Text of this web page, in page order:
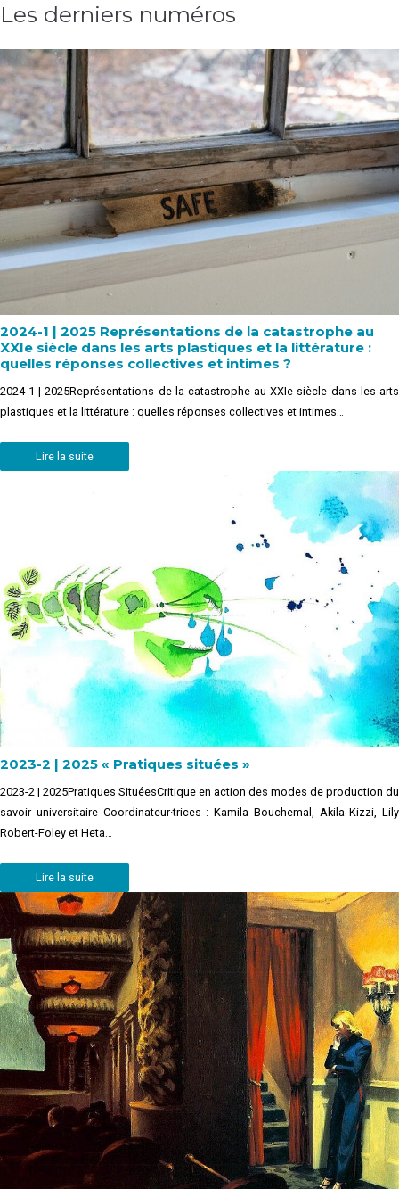
Les derniers numéros
2024-1 | 2025 Représentations de la catastrophe au
XXIe siècle dans les arts plastiques et la littérature :
quelles réponses collectives et intimes ?
2024-1 | 2025Représentations de la catastrophe au XXIe siècle dans les arts
plastiques et la littérature : quelles réponses collectives et intimes…
Lire la suite
2023-2 | 2025 « Pratiques situées »
2023-2 | 2025Pratiques SituéesCritique en action des modes de production du
savoir universitaire Coordinateur·trices : Kamila Bouchemal, Akila Kizzi, Lily
Robert-Foley et Heta…
Lire la suite